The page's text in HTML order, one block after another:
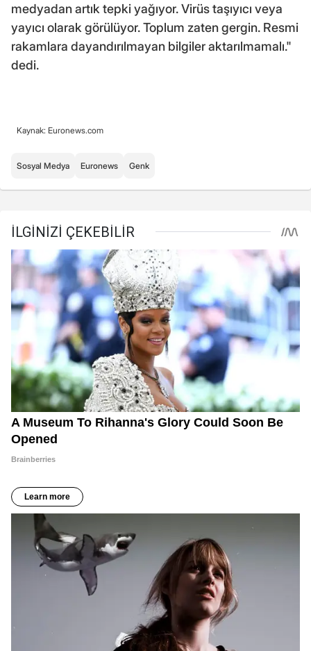
medyadan artık tepki yağıyor. Virüs taşıyıcı veya
yayıcı olarak görülüyor. Toplum zaten gergin. Resmi
rakamlara dayandırılmayan bilgiler aktarılmamalı."
dedi.
Kaynak: Euronews.com
Sosyal Medya Euronews Genk